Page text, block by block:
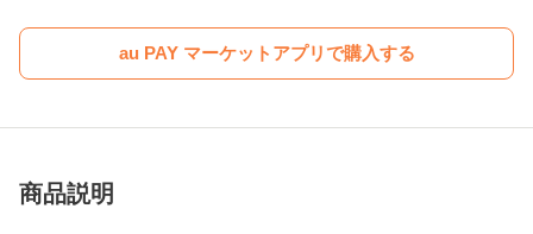
au PAY マーケットアプリで購入する
商品説明